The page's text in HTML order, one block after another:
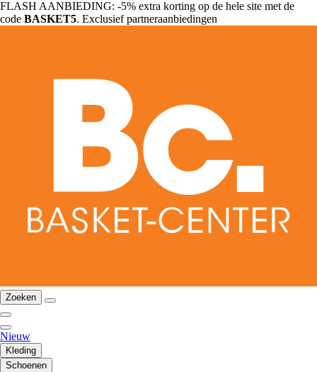
FLASH AANBIEDING: -5% extra korting op de hele site met de
code BASKET5. Exclusief partneraanbiedingen
Zoeken
Nieuw
Kleding
Schoenen